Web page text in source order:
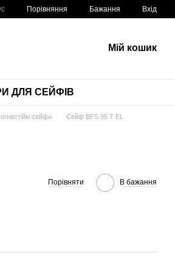
Порівняння Бажання Вхід
Мій кошик
ДЛЯ СЕЙФІВ
сейфи Сейф BFS 95 T EL
Порівняти В бажання